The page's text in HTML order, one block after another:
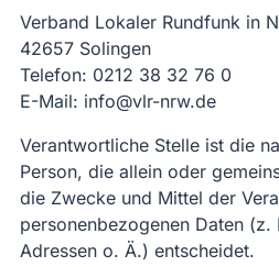
Verband Lokaler Rundfunk in
42657 Solingen
Telefon: 0212 38 32 76 0
E-Mail: info@vlr-nrw.de
Verantwortliche Stelle ist die
Person, die allein oder
die Zwecke und Mittel der
personenbezogenen Daten (z.
Adressen o. Ä.) entscheidet.